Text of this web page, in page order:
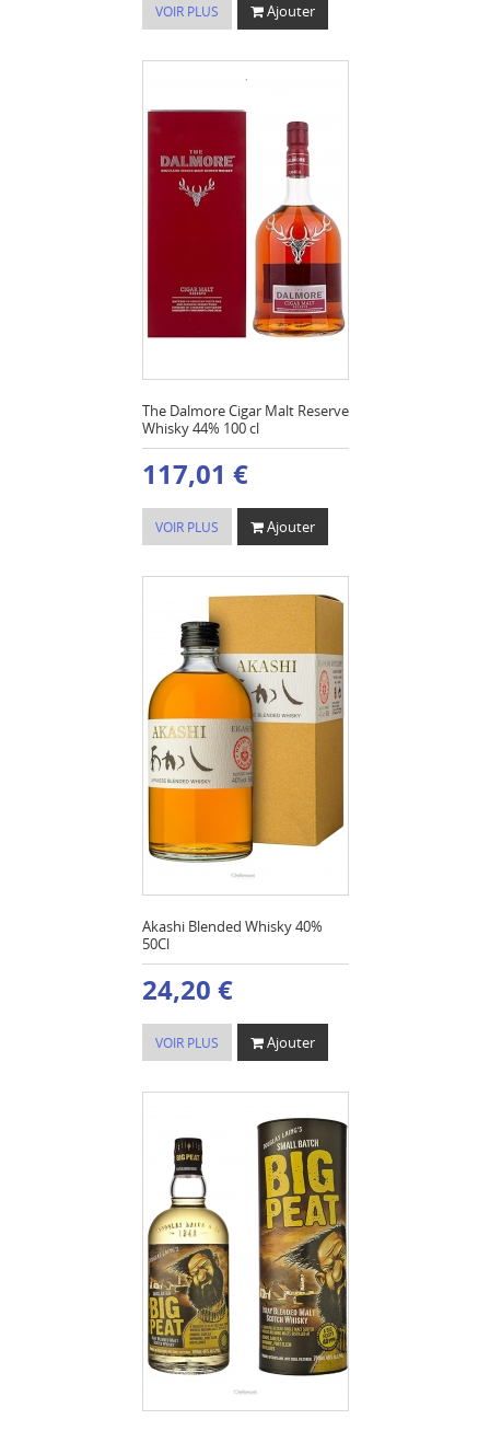
VOIR PLUS Ajouter
The Dalmore Cigar Malt Reserve
Whisky 44% 100 cl
117,01 €
VOIR PLUS Ajouter
Akashi Blended Whisky 40%
50Cl
24,20 €
VOIR PLUS Ajouter